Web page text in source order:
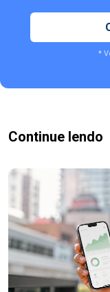
*
Continue lendo